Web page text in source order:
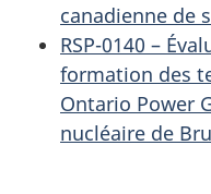
canadienne de
RSP-0140 –
formation des
Ontario Power
nucléaire de